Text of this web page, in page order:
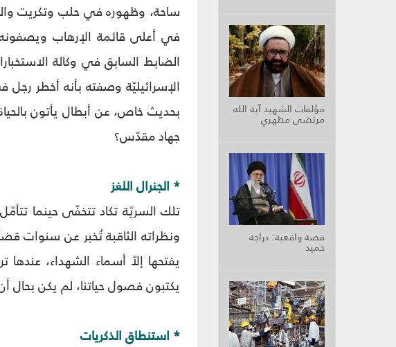
مؤلفات الشهيد آية الله
مرتضى مطهري
قصة واقعية: دراجة
حميد
ساحة، وظهوره في حلب وتكريت
في أعلى قائمة الإرهاب ويصفونه
الإسرائيليّة وصفته بأنه أخطر
بحديث خاص، عن أبطال يأتون
جهاد مقدّس؟
* الجنرال اللغز
تلك السريّة تكاد تتخفّى حينما
ونظراته الثاقبة تُخبر عن سنوات
يفتحها إلاّ أسماء الشهداء،
يكتبون فصول حياتنا، لم يكن بحال
* استنطاق الذكريات